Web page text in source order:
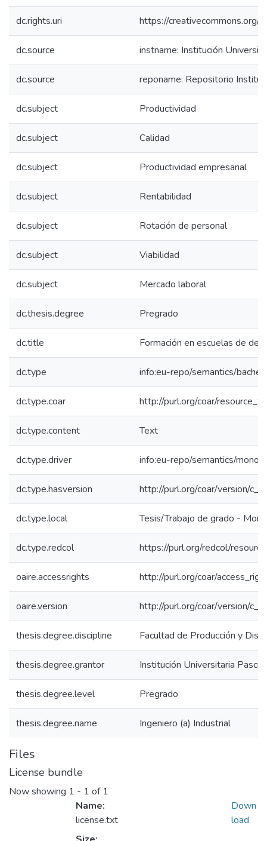
dc.rights.uri https://creativecommons.org/
dc.source instname: Institución
dc.source reponame: Repositorio
dc.subject Productividad
dc.subject Calidad
dc.subject Productividad empresarial
dc.subject Rentabilidad
dc.subject Rotación de personal
dc.subject Viabilidad
dc.subject Mercado laboral
dc.thesis.degree Pregrado
dc.title Formación en escuelas de
dc.type info:eu-repo/semantics/
dc.type.coar http://purl.org/coar/
dc.type.content Text
dc.type.driver info:eu-repo/semantics/
dc.type.hasversion http://purl.org/coar/version/
dc.type.local Tesis/Trabajo de grado -
dc.type.redcol https://purl.org/redcol/
oaire.accessrights http://purl.org/coar/
oaire.version http://purl.org/coar/version/
thesis.degree.discipline Facultad de Producción y
thesis.degree.grantor Institución Universitaria
thesis.degree.level Pregrado
thesis.degree.name Ingeniero (a) Industrial
Files
License bundle
Now showing 1 - 1 of 1
Name:
license.txt
Down
load